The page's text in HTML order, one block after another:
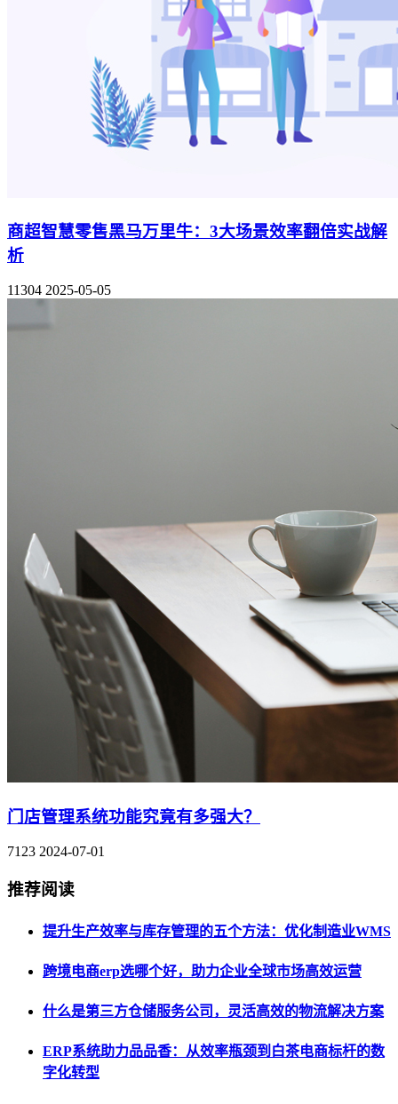
商超智慧零售黑马万里牛：3大场景效率翻倍实战解
析
11304 2025-05-05
门店管理系统功能究竟有多强大？
7123 2024-07-01
推荐阅读
提升生产效率与库存管理的五个方法：优化制造业WMS
跨境电商erp选哪个好，助力企业全球市场高效运营
什么是第三方仓储服务公司，灵活高效的物流解决方案
ERP系统助力品品香：从效率瓶颈到白茶电商标杆的数
字化转型